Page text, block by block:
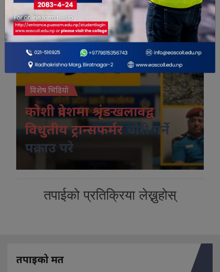
विशेष भिडियो
कोशी प्रदेशमा श्रृंङखलावद्व
विधुतीय ट्रान्सफर्मर
चोरी गर्ने
पक्राउ परे
तपाईको प्रतिक्रिया लेख्नुहोस्
तपाइको मत